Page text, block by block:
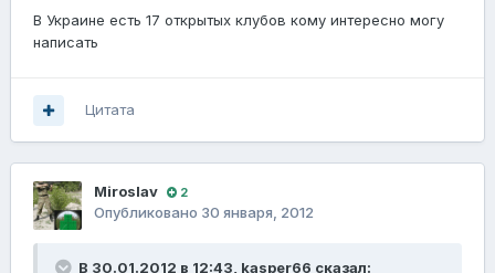
В Украине есть 17 открытых клубов кому интересно могу
написать
Цитата
Miroslav 2
Опубликовано 30 января, 2012
В 30.01.2012 в 12:43, kasper66 сказал: